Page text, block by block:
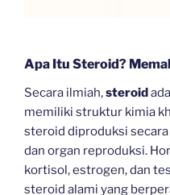
Apa Itu Steroid?
Secara ilmiah,steroid
memiliki struktur kimia
steroid diproduksi
dan organ reproduksi.
kortisol, estrogen, dan
steroid alami yang